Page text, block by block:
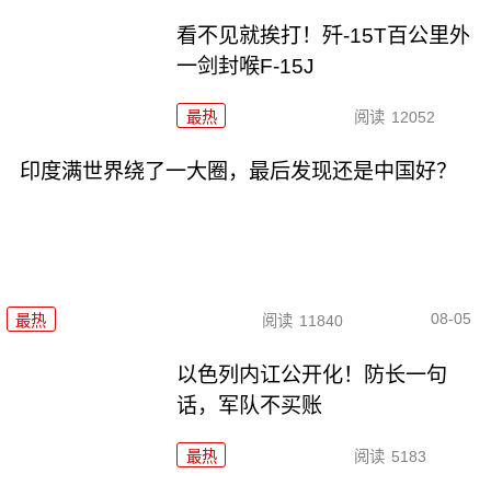
看不见就挨打！歼-15T百公里外
一剑封喉F-15J
最热 阅读 12052
印度满世界绕了一大圈，最后发现还是中国好？
最热 阅读 11840 08-05
以色列内讧公开化！防长一句
话，军队不买账
最热 阅读 5183